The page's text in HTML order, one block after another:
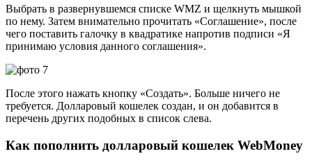
Выбрать в развернувшемся списке WMZ и щелкнуть мышкой
по нему. Затем внимательно прочитать «Соглашение», после
чего поставить галочку в квадратике напротив подписи «Я
принимаю условия данного соглашения».
После этого нажать кнопку «Создать». Больше ничего не
требуется. Долларовый кошелек создан, и он добавится в
перечень других подобных в список слева.
Как пополнить долларовый кошелек WebMoney